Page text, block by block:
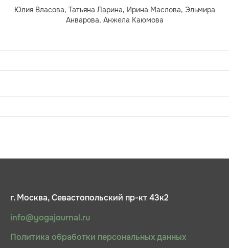
Юлия Власова, Татьяна Ларина, Ирина Маслова, Эльмира
Анварова, Анжела Каюмова
г. Москва, Севастопольский пр-кт 43к2
info@yogajournal.ru
Политика обработки персональных данных